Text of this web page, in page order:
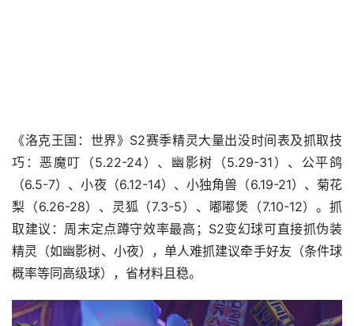
《洛克王国：世界》S2赛季精灵大量出没时间表及抓取技
巧：恶魔叮（5.22-24）、幽影树（5.29-31）、公平鸽
（6.5-7）、小夜（6.12-14）、小独角兽（6.19-21）、菊花
梨（6.26-28）、灵狐（7.3-5）、嘟嘟煲（7.10-12）。抓
取建议：周末定点蹲守效率最高；S2变幻球可直接抓伪装
精灵（如幽影树、小夜），单人难抓建议牵手好友（条件球
概率等同高级球），省材料且稳。